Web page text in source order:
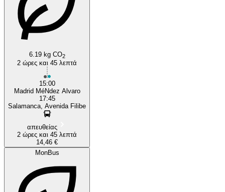
6.19 kg CO2
2 ώρες και 45 λεπτά
15:00
Madrid MéNdez Alvaro
17:45
Salamanca, Avenida Filibe
απευθείας
2 ώρες και 45 λεπτά
14,46 €
MonBus